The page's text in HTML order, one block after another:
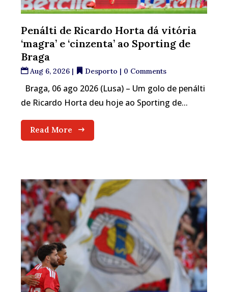
Penálti de Ricardo Horta dá vitória
‘magra’ e ‘cinzenta’ ao Sporting de
Braga
Aug 6, 2026 | Desporto | 0 Comments
Braga, 06 ago 2026 (Lusa) – Um golo de penálti
de Ricardo Horta deu hoje ao Sporting de...
Read More